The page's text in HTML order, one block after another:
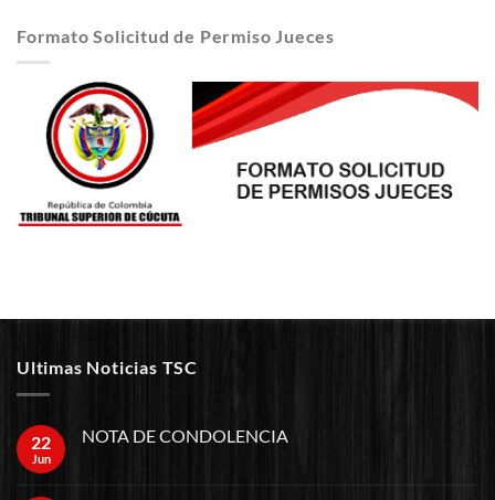
Formato Solicitud de Permiso Jueces
Ultimas Noticias TSC
22
Jun
NOTA DE CONDOLENCIA